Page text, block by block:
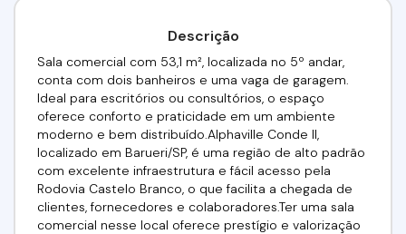
Descrição
Sala comercial com 53,1 m², localizada no 5º andar,
conta com dois banheiros e uma vaga de garagem.
Ideal para escritórios ou consultórios, o espaço
oferece conforto e praticidade em um ambiente
moderno e bem distribuído.Alphaville Conde II,
localizado em Barueri/SP, é uma região de alto padrão
com excelente infraestrutura e fácil acesso pela
Rodovia Castelo Branco, o que facilita a chegada de
clientes, fornecedores e colaboradores.Ter uma sala
comercial nesse local oferece prestígio e valorização